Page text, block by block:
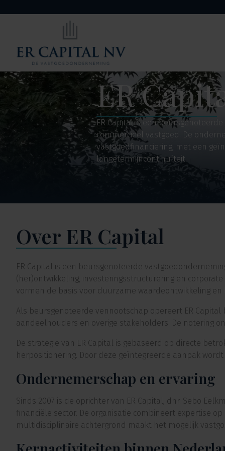
ER
ER Capital is een
commercieel vastgoed. De
vastgoedfinanciering, met een
langetermijncontinuïteit.
Over ER Capital
ER Capital is een beursgenoteerde
(her)ontwikkeling, investeringsstructurering en
vormen de basis voor duurzame waardeontwikkeling
Als beursgenoteerde vennootschap opereert ER
aandeelhouders en overige stakeholders. De notering
De strategie van ER Capital is gebaseerd op directe
herpositionering. Door deze geïntegreerde aanpak
Ondernemerschap en ervaring
Sinds 2007 is de oprichter van ER Capital, dhr. Sebo
financiële sector. De organisatie combineert expertise
multidisciplinaire achtergrond maakt het mogelijk